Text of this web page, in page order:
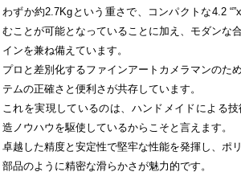
わずか約2.7Kgという重さで、コンパクトな4.2
むことが可能となっていることに加え、モダンな
インを兼ね備えています。
プロと差別化するファインアートカメラマンのた
テムの正確さと便利さが共存しています。
これを実現しているのは、ハンドメイドによる
造ノウハウを駆使しているからこそと言えます。
卓越した精度と安定性で堅牢な性能を発揮し、ポ
部品のように精密な滑らかさが魅力的です。